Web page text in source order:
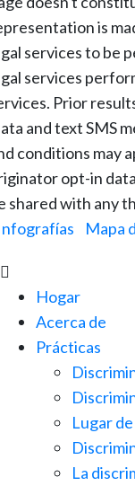
is
services to be
services
Prior
and text SMS
conditions may
opt-in
shared with any
Mapa

Hogar
Acerca de
Prácticas
Lugar
La